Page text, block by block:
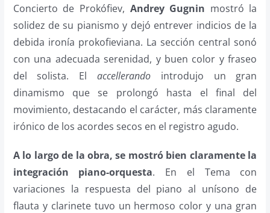
Concierto de Prokófiev, Andrey Gugnin mostró la
solidez de su pianismo y dejó entrever indicios de la
debida ironía prokofieviana. La sección central sonó
con una adecuada serenidad, y buen color y fraseo
del solista. El accellerando introdujo un gran
dinamismo que se prolongó hasta el final del
movimiento, destacando el carácter, más claramente
irónico de los acordes secos en el registro agudo.
A lo largo de la obra, se mostró bien claramente la
integración piano-orquesta. En el Tema con
variaciones la respuesta del piano al unísono de
flauta y clarinete tuvo un hermoso color y una gran